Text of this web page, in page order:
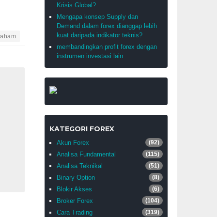
Krisis Global?
Mengapa konsep Supply dan
Demand dalam forex dianggap lebih
kuat daripada indikator teknis?
membandingkan profit forex dengan
instrumen investasi lain
KATEGORI FOREX
Akun Forex (92)
Analisa Fundamental (115)
Analisa Teknikal (51)
Binary Option (8)
Blokir Akses (6)
Broker Forex (104)
Cara Trading (319)